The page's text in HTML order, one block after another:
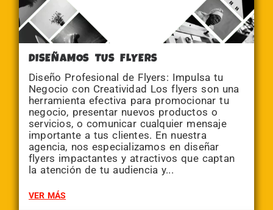
DISEÑAMOS TUS FLYERS
Diseño Profesional de Flyers: Impulsa tu
Negocio con Creatividad Los flyers son una
herramienta efectiva para promocionar tu
negocio, presentar nuevos productos o
servicios, o comunicar cualquier mensaje
importante a tus clientes. En nuestra
agencia, nos especializamos en diseñar
flyers impactantes y atractivos que captan
la atención de tu audiencia y...
VER MÁS